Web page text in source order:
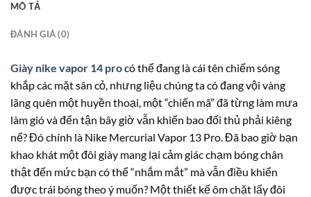
MÔ TẢ
ĐÁNH GIÁ (0)
Giày nike vapor 14 procó thể đang là cái tên chiếm sóng
khắp các mặt sân cỏ, nhưng liệu chúng ta có đang vội vàng
lãng quên một huyền thoại, một “chiến mã” đã từng làm mưa
làm gió và đến tận bây giờ vẫn khiến bao đối thủ phải kiêng
nể? Đó chính là Nike Mercurial Vapor 13 Pro. Đã bao giờ bạn
khao khát một đôi giày mang lại cảm giác chạm bóng chân
thật đến mức bạn có thể “nhắm mắt” mà vẫn điều khiển
được trái bóng theo ý muốn? Một thiết kế ôm chặt lấy đôi